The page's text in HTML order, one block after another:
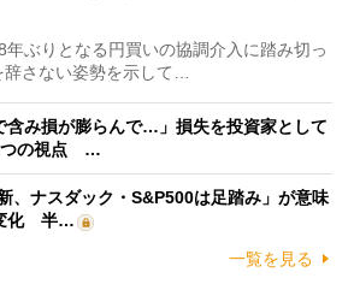
ぶりとなる円買いの協調介入に踏み切っ
辞さない姿勢を示して…
含み損が膨らんで…」損失を投資家として
つの視点 …
、ナスダック・S&P500は足踏み」が意味
化 半…
一覧を見る